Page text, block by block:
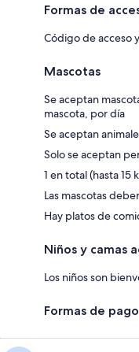
Formas de
Código de acceso
Mascotas
Se aceptan
mascota, por día
Se aceptan
Solo se aceptan
1 en total (hasta 15
Las mascotas
Hay platos de
Niños y camas
Los niños son
Formas de pago